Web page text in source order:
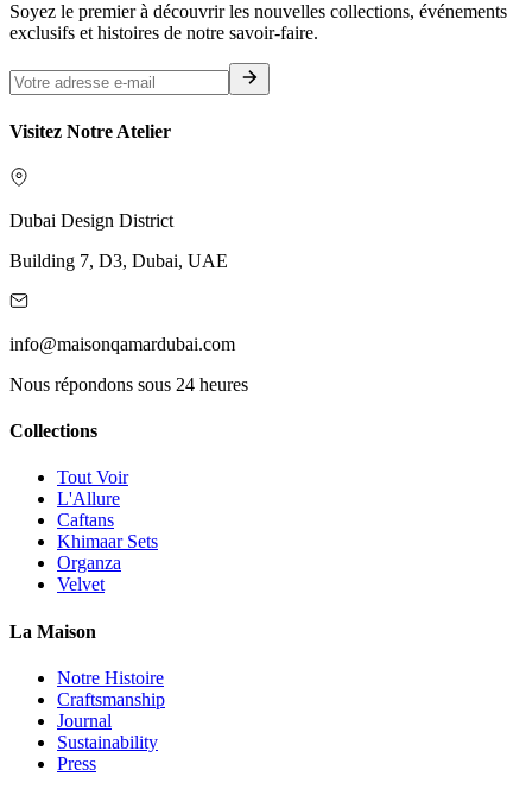
Soyez le premier à découvrir les nouvelles collections, événements
exclusifs et histoires de notre savoir-faire.
Visitez Notre Atelier
Dubai Design District
Building 7, D3, Dubai, UAE
info@maisonqamardubai.com
Nous répondons sous 24 heures
Collections
Tout Voir
L'Allure
Caftans
Khimaar Sets
Organza
Velvet
La Maison
Notre Histoire
Craftsmanship
Journal
Sustainability
Press